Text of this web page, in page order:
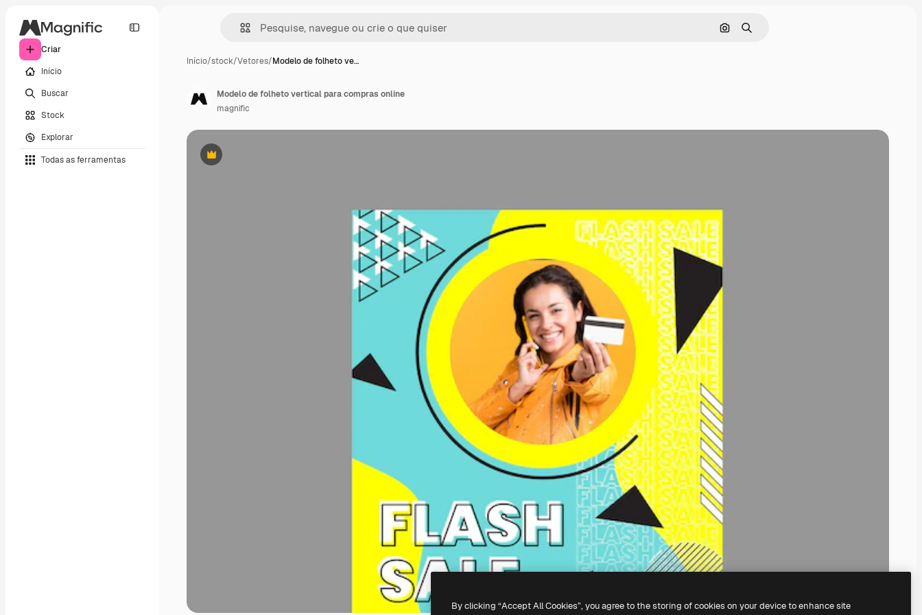
Criar
Início
Buscar
Stock
Explorar
Todas as ferramentas
Pesquisar por imagem
Buscar
Início/stock/Vetores/Modelo de folheto ve…
Premium
Modelo de folheto vertical para compras online
magnific
By clicking “Accept All Cookies”, you agree to the storing of cookies on your device to enhance site